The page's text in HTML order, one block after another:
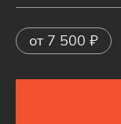
от 7 500 ₽